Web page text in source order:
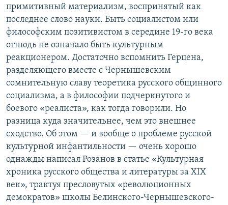
примитивный материализм, воспринятый как
последнее слово науки. Быть социалистом или
философским позитивистом в середине 19-го века
отнюдь не означало быть культурным
реакционером. Достаточно вспомнить Герцена,
разделяющего вместе с Чернышевским
сомнительную славу теоретика русского общинного
социализма, а в философии подчеркнутого и
боевого «реалиста», как тогда говорили. Но
разница куда значительнее, чем это внешнее
сходство. Об этом — и вообще о проблеме русской
культурной инфантильности — очень хорошо
однажды написал Розанов в статье «Культурная
хроника русского общества и литературы за ХIХ
век», трактуя пресловутых «революционных
демократов» школы Белинского-Чернышевского-